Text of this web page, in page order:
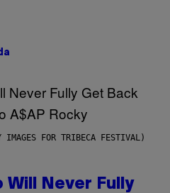
IMAGES FOR TRIBECA FESTIVAL)
Will Never Fully